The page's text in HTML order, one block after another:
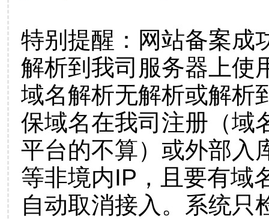
特别提醒：网站备案成
解析到我司服务器上使
域名解析无解析或解析
保域名在我司注册（域
平台的不算）或外部入
等非境内IP，且要有域
自动取消接入。系统只